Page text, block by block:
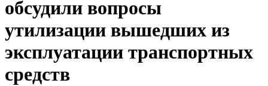
обсудили вопросы
утилизации вышедших из
эксплуатации транспортных
средств